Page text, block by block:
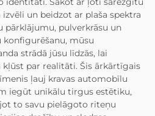
un beidzot ar plaša spektra
pārklājumu, pulverkrāsu un
konfigurēšanu, mūsu
strādā jūsu līdzās, lai
par realitāti. Šis ārkārtīgais
ļauj kravas automobīlu
iegūt unikālu tirgus estētiku,
to savu pielāgoto riteņu